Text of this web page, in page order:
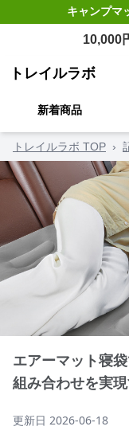
キャンプマ
10,000
トレイルラボ
新着商品
トレイルラボ TOP ›
エアーマット寝
組み合わせを実
更新日 2026-06-18